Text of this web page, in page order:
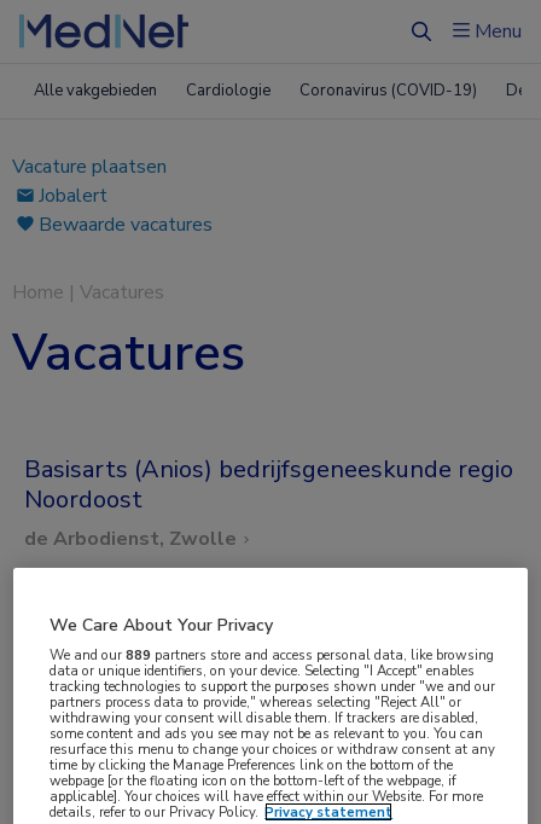
ZoekenMenu
Alle vakgebieden Cardiologie Coronavirus (COVID-19)
Vacature plaatsen
Jobalert
Bewaarde vacatures
Home | Vacatures
Vacatures
Basisarts (Anios) bedrijfsgeneeskunde regio
Noordoost
de Arbodienst, Zwolle
Artsen
FUNCTIE
ANIOS
BRANCHE
Overige
AANSTELLING
We Care About Your Privacy
We and our889 partners store and access personal data, like browsing
data or unique identifiers, on your device. Selecting "I Accept" enables
tracking technologies to support the purposes shown under "we and our
partners process data to provide," whereas selecting "Reject All" or
withdrawing your consent will disable them. If trackers are disabled,
some content and ads you see may not be as relevant to you. You can
resurface this menu to change your choices or withdraw consent at any
time by clicking the Manage Preferences link on the bottom of the
webpage [or the floating icon on the bottom-left of the webpage, if
applicable]. Your choices will have effect within our Website. For more
details, refer to our Privacy Policy. Privacy statement